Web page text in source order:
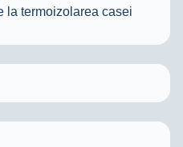
la termoizolarea casei